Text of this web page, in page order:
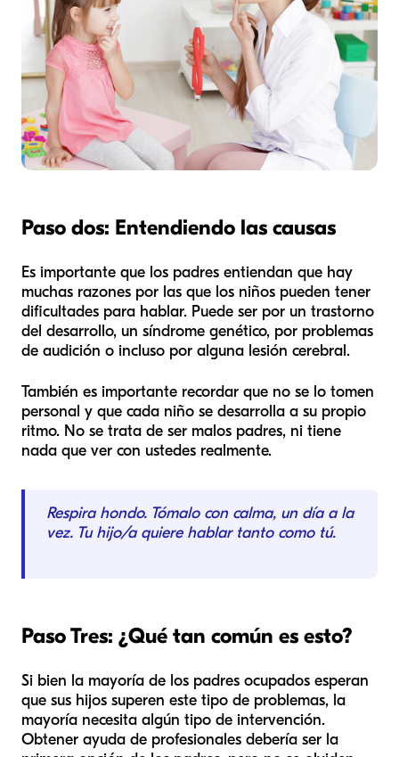
Paso dos: Entendiendo las causas
Es importante que los padres entiendan que hay
muchas razones por las que los niños pueden tener
dificultades para hablar. Puede ser por un trastorno
del desarrollo, un síndrome genético, por problemas
de audición o incluso por alguna lesión cerebral.
También es importante recordar que no se lo tomen
personal y que cada niño se desarrolla a su propio
ritmo. No se trata de ser malos padres, ni tiene
nada que ver con ustedes realmente.
Respira hondo. Tómalo con calma, un día a la
vez. Tu hijo/a quiere hablar tanto como tú.
Paso Tres: ¿Qué tan común es esto?
Si bien la mayoría de los padres ocupados esperan
que sus hijos superen este tipo de problemas, la
mayoría necesita algún tipo de intervención.
Obtener ayuda de profesionales debería ser la